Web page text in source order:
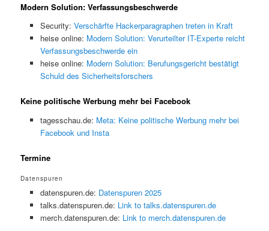
Modern Solution: Verfassungsbeschwerde
Security: Verschärfte Hackerparagraphen treten in Kraft
heise online: Modern Solution: Verurteilter IT-Experte reicht
Verfassungsbeschwerde ein
heise online: Modern Solution: Berufungsgericht bestätigt
Schuld des Sicherheitsforschers
Keine politische Werbung mehr bei Facebook
tagesschau.de: Meta: Keine politische Werbung mehr bei
Facebook und Insta
Termine
Datenspuren
datenspuren.de: Datenspuren 2025
talks.datenspuren.de: Link to talks.datenspuren.de
merch.datenspuren.de: Link to merch.datenspuren.de